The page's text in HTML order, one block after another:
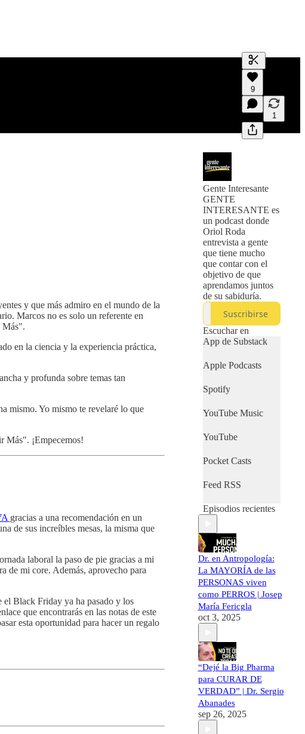
Generar
Una
previas y
9
1
y que más admiro en el mundo de la
Marcos no es solo un referente en
Más".
en la ciencia y la experiencia práctica,
y profunda sobre temas tan
mismo. Yo mismo te revelaré lo que
Más". ¡Empecemos!
gracias a una recomendación en un
de sus increíbles mesas, la misma que
laboral la paso de pie gracias a mi
de mi core. Además, aprovecho para
el Black Friday ya ha pasado y los
que encontrarás en las notas de este
esta oportunidad para hacer un regalo
Gente Interesante
GENTE
INTERESANTE es
un podcast donde
Oriol Roda
entrevista a gente
que tiene mucho
que contar con el
objetivo de que
aprendamos juntos
de su sabiduría.
Suscribirse
Escuchar en
App de Substack
Apple Podcasts
Spotify
YouTube Music
YouTube
Pocket Casts
Feed RSS
Episodios recientes
Dr. en Antropología:
La MAYORÍA de las
PERSONAS viven
como PERROS | Josep
María Fericgla
oct 3, 2025
“Dejé la Big Pharma
para CURAR DE
VERDAD” | Dr. Sergio
Abanades
sep 26, 2025